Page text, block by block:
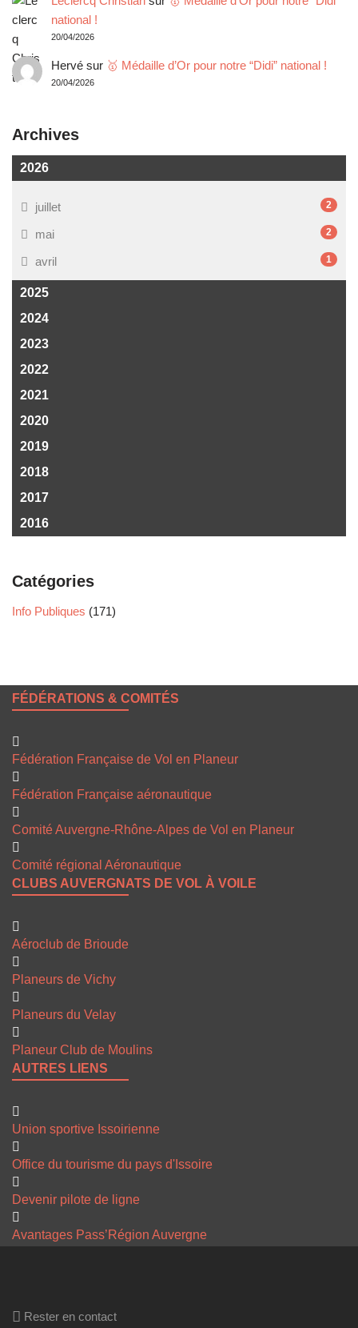
national !
20/04/2026
Hervésur 🥇 Médaille d’Or pour notre “Didi” national !
20/04/2026
Archives
2026
juillet 2
mai 2
avril 1
2025
2024
2023
2022
2021
2020
2019
2018
2017
2016
Catégories
Info Publiques (171)
FÉDÉRATIONS & COMITÉS
Fédération Française de Vol en Planeur
Fédération Française aéronautique
Comité Auvergne-Rhône-Alpes de Vol en Planeur
Comité régional Aéronautique
CLUBS AUVERGNATS DE VOL À VOILE
Aéroclub de Brioude
Planeurs de Vichy
Planeurs du Velay
Planeur Club de Moulins
AUTRES LIENS
Union sportive Issoirienne
Office du tourisme du pays d'Issoire
Devenir pilote de ligne
Avantages Pass’Région Auvergne
Rester en contact